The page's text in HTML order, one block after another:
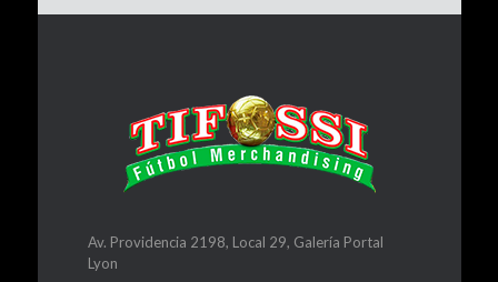
Av. Providencia 2198, Local 29, Galería Portal
Lyon